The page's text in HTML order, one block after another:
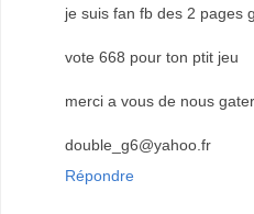
je suis fan fb des 2 pages
vote 668 pour ton ptit jeu
merci a vous de nous
double_g6@yahoo.fr
Répondre